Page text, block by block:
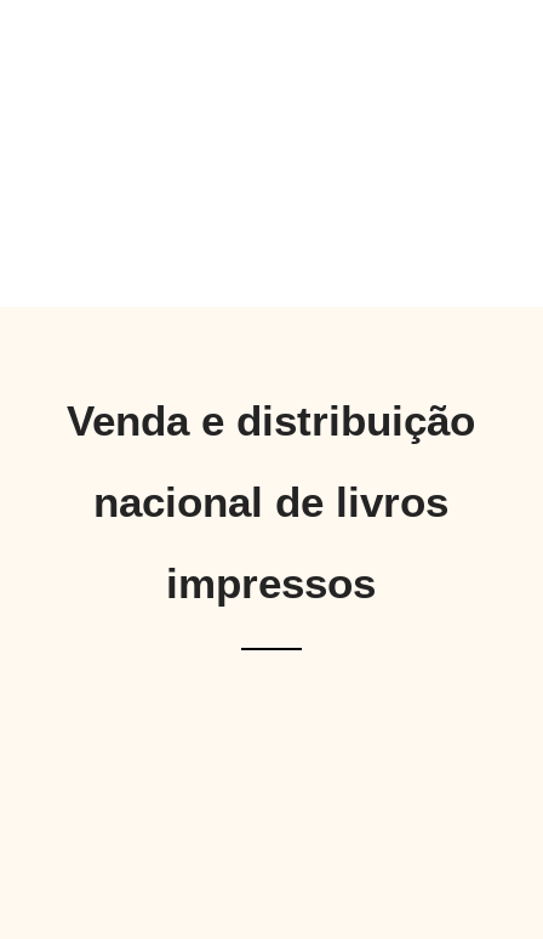
Venda e distribuição
nacional de livros
impressos